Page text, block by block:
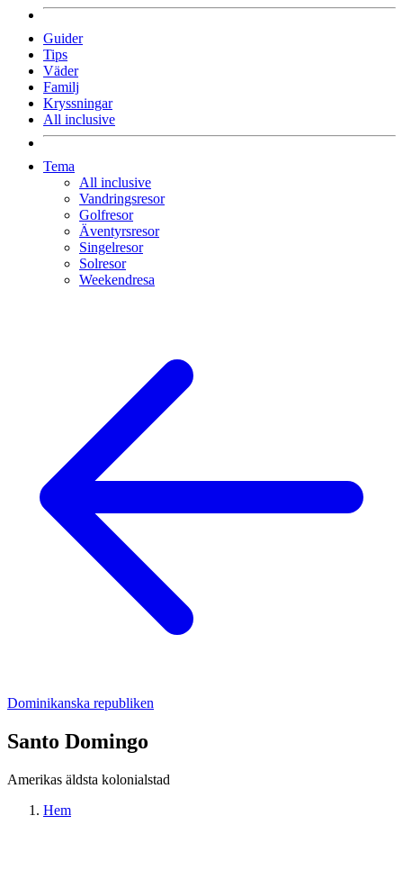
Guider
Tips
Väder
Familj
Kryssningar
All inclusive
Tema
All inclusive
Vandringsresor
Golfresor
Äventyrsresor
Singelresor
Solresor
Weekendresa
Dominikanska republiken
Santo Domingo
Amerikas äldsta kolonialstad
Hem